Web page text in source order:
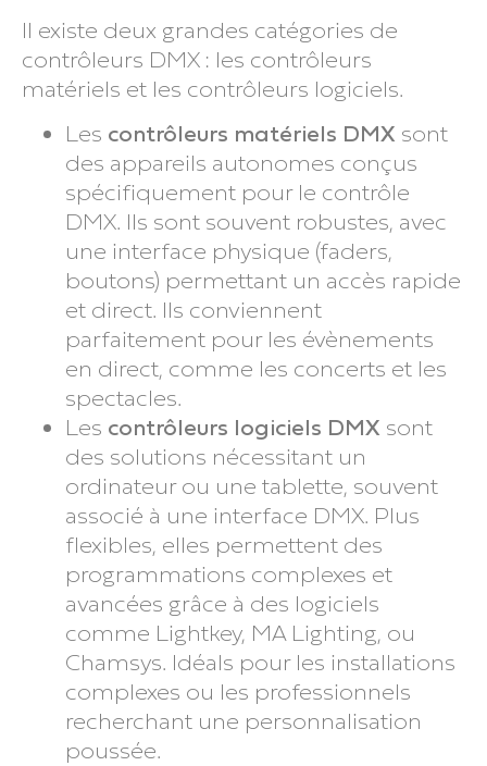
Il existe deux grandes catégories de
contrôleurs DMX : les contrôleurs
matériels et les contrôleurs logiciels.
Les contrôleurs matériels DMX sont
des appareils autonomes conçus
spécifiquement pour le contrôle
DMX. Ils sont souvent robustes, avec
une interface physique (faders,
boutons) permettant un accès rapide
et direct. Ils conviennent
parfaitement pour les évènements
en direct, comme les concerts et les
spectacles.
Les contrôleurs logiciels DMX sont
des solutions nécessitant un
ordinateur ou une tablette, souvent
associé à une interface DMX. Plus
flexibles, elles permettent des
programmations complexes et
avancées grâce à des logiciels
comme Lightkey, MA Lighting, ou
Chamsys. Idéals pour les installations
complexes ou les professionnels
recherchant une personnalisation
poussée.